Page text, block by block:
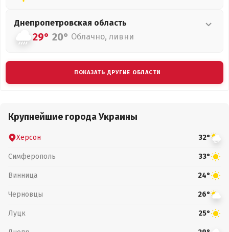
Днепропетровская область
29° 20° Облачно, ливни
ПОКАЗАТЬ ДРУГИЕ ОБЛАСТИ
Крупнейшие города Украины
Херсон 32°
Симферополь 33°
Винница 24°
Черновцы 26°
Луцк 25°